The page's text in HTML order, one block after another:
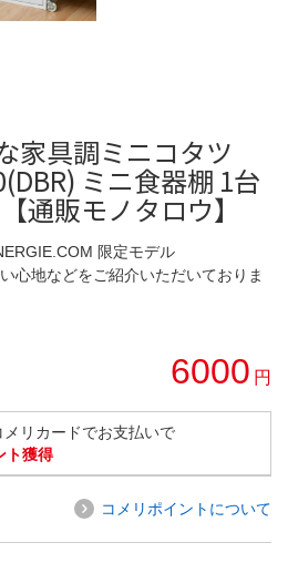
家具調ミニコタツ
ミニ食器棚 1台
通販モノタロウ】
限定モデル
心地などをご紹介いただいておりま
6000 円
リカードでお支払いで
ト獲得
コメリポイントについて